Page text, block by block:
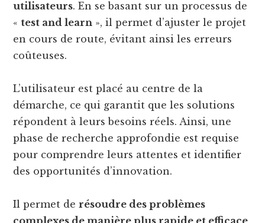
utilisateurs. En se basant sur un processus de
«test and learn », il permet d’ajuster le projet
en cours de route, évitant ainsi les erreurs
coûteuses.
L’utilisateur est placé au centre de la
démarche, ce qui garantit que les solutions
répondent à leurs besoins réels. Ainsi, une
phase de recherche approfondie est requise
pour comprendre leurs attentes et identifier
des opportunités d’innovation.
Il permet derésoudre des problèmes